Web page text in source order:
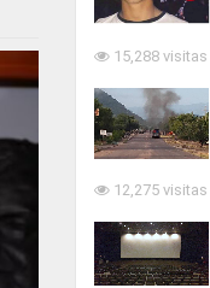
15,288 visitas
12,275 visitas